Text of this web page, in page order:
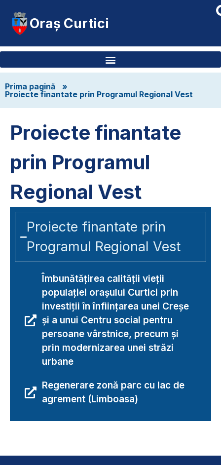
Oraș Curtici
Prima pagină
»
Proiecte finantate prin Programul Regional Vest
Proiecte finantate
prin Programul
Regional Vest
Proiecte finantate prin
Programul Regional Vest
Îmbunătățirea calității vieții
populației orașului Curtici prin
investiții în înființarea unei Creșe
și a unui Centru social pentru
persoane vârstnice, precum și
prin modernizarea unei străzi
urbane
Regenerare zonă parc cu lac de
agrement (Limboasa)